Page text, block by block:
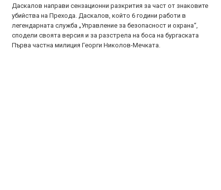
Даскалов направи сензационни разкрития за част от знаковите
убийства на Прехода. Даскалов, който 6 години работи в
легендарната служба „Управление за безопасност и охрана“,
сподели своята версия и за разстрела на боса на бургаската
Първа частна милиция Георги Николов-Мечката.